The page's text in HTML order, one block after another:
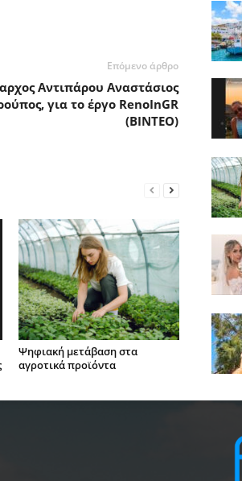
Επόμενο άρθρο
Αντιπάρου Αναστάσιος
για το έργο RenoInGR
(BINTEO)
Ψηφιακή μετάβαση στα
αγροτικά προϊόντα